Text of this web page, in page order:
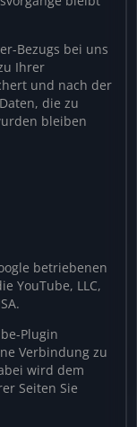
Bezugs bei uns
Ihrer
und nach der
die zu
bleiben
betriebenen
YouTube, LLC,
Plugin
Verbindung zu
wird dem
Seiten Sie